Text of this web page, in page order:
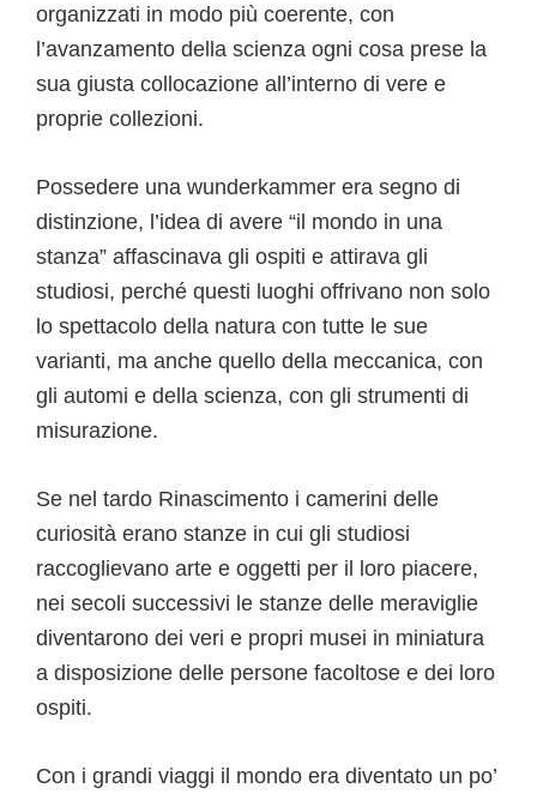
organizzati in modo più coerente, con
l’avanzamento della scienza ogni cosa prese la
sua giusta collocazione all’interno di vere e
proprie collezioni.
Possedere una wunderkammer era segno di
distinzione, l’idea di avere “il mondo in una
stanza” affascinava gli ospiti e attirava gli
studiosi, perché questi luoghi offrivano non solo
lo spettacolo della natura con tutte le sue
varianti, ma anche quello della meccanica, con
gli automi e della scienza, con gli strumenti di
misurazione.
Se nel tardo Rinascimento i camerini delle
curiosità erano stanze in cui gli studiosi
raccoglievano arte e oggetti per il loro piacere,
nei secoli successivi le stanze delle meraviglie
diventarono dei veri e propri musei in miniatura
a disposizione delle persone facoltose e dei loro
ospiti.
Con i grandi viaggi il mondo era diventato un po’